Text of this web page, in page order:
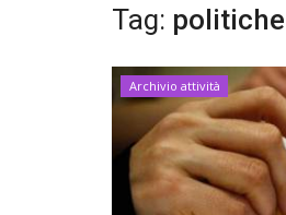
Tag:
Archivio attività